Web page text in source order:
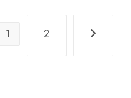
1 2